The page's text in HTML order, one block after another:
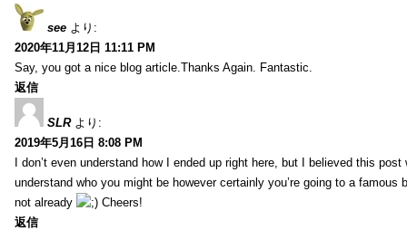
see より:
2020年11月12日 11:11 PM
Say, you got a nice blog article.Thanks Again. Fantastic.
返信
SLR より:
2019年5月16日 8:08 PM
I don’t even understand how I ended up right here, but I believed this post
understand who you might be however certainly you’re going to a famous
not already
Cheers!
返信